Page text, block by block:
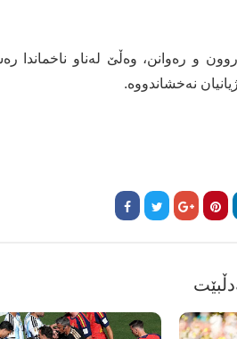
و رەوانن، وەڵێ لەناو ناخماندا
نەخشاندووە.